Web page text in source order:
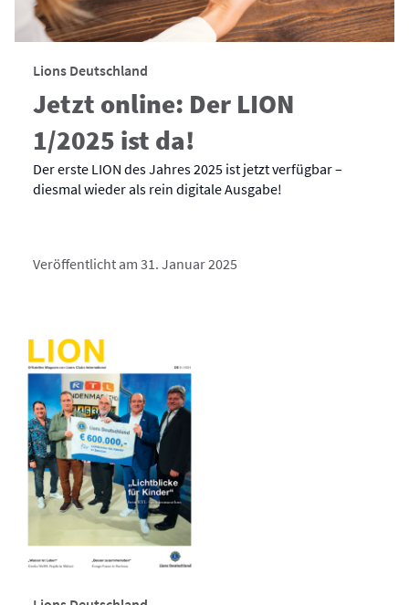
Lions Deutschland
Jetzt online: Der LION
1/2025 ist da!
Der erste LION des Jahres 2025 ist jetzt verfügbar –
diesmal wieder als rein digitale Ausgabe!
Veröffentlicht am 31. Januar 2025